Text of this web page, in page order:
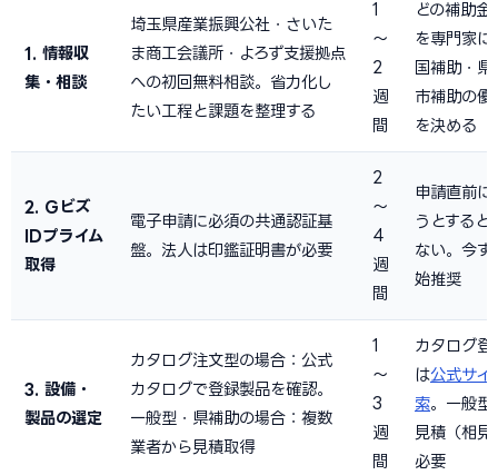
1. 情報収
集・相談
埼玉県産業振興公社・さいた
ま商工会議所・よろず支援拠点
への初回無料相談。省力化し
たい工程と課題を整理する
1
〜
2
週
間
どの補助金
を専門家に
国補助・県
市補助の優
を決める
2. Gビズ
IDプライム
取得
電子申請に必須の共通認証基
盤。法人は印鑑証明書が必要
2
〜
4
週
間
申請直前に
うとすると
ない。今す
始推奨
3. 設備・
製品の選定
カタログ注文型の場合：公式
カタログで登録製品を確認。
一般型・県補助の場合：複数
業者から見積取得
1
〜
3
週
間
カタログ登
は公式サイ
索。一般型
見積（相見
必要